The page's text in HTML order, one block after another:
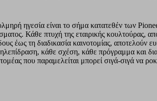
ηγεσία είναι το σήμα κατατεθέν των
Κάθε πτυχή της εταιρικής κουλτούρας,
έως τη διαδικασία καινοτομίας, αποτελούν
κάθε σχέση, κάθε πρόγραμμα και
που παραμελείται μπορεί σιγά-σιγά να